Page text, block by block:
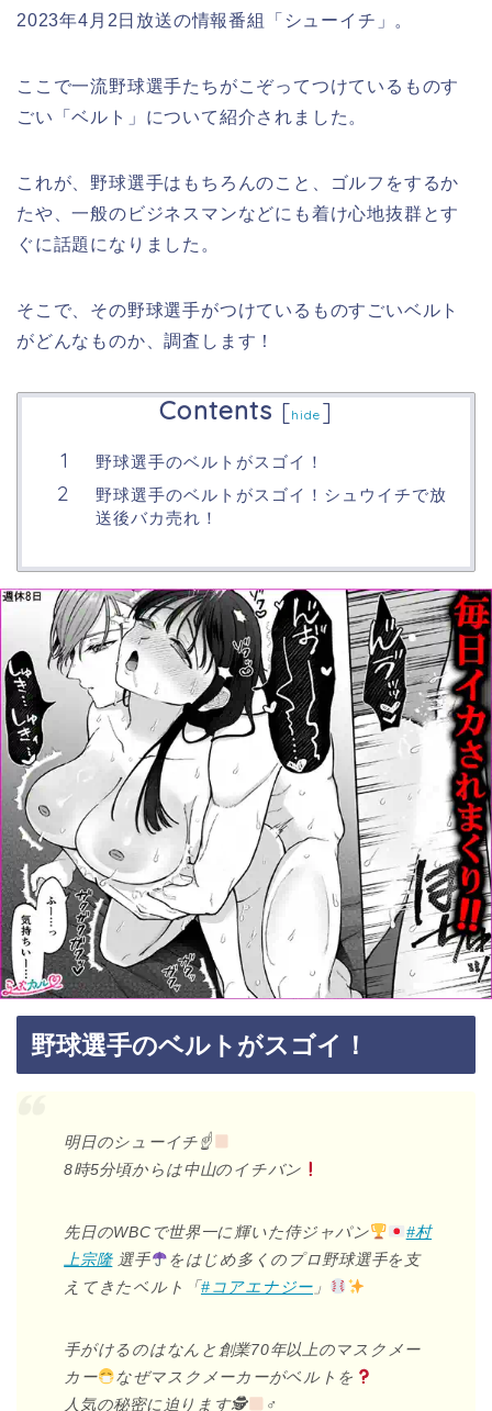
2023年4月2日放送の情報番組「シューイチ」。
ここで一流野球選手たちがこぞってつけているものす
ごい「ベルト」について紹介されました。
これが、野球選手はもちろんのこと、ゴルフをするか
たや、一般のビジネスマンなどにも着け心地抜群とす
ぐに話題になりました。
そこで、その野球選手がつけているものすごいベルト
がどんなものか、調査します！
Contents [hide ]
野球選手のベルトがスゴイ！
野球選手のベルトがスゴイ！シュウイチで放
送後バカ売れ！
野球選手のベルトがスゴイ！
明日のシューイチ☝
8時5分頃からは中山のイチバン
先日のWBCで世界一に輝いた侍ジャパン
#村
上宗隆選手
をはじめ多くのプロ野球選手を支
えてきたベルト「#コアエナジー 」
手がけるのはなんと創業70年以上のマスクメー
カー
なぜマスクメーカーがベルトを
人気の秘密に迫ります🕵
‍♂